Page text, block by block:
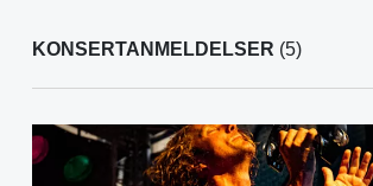
KONSERTANMELDELSER (5)